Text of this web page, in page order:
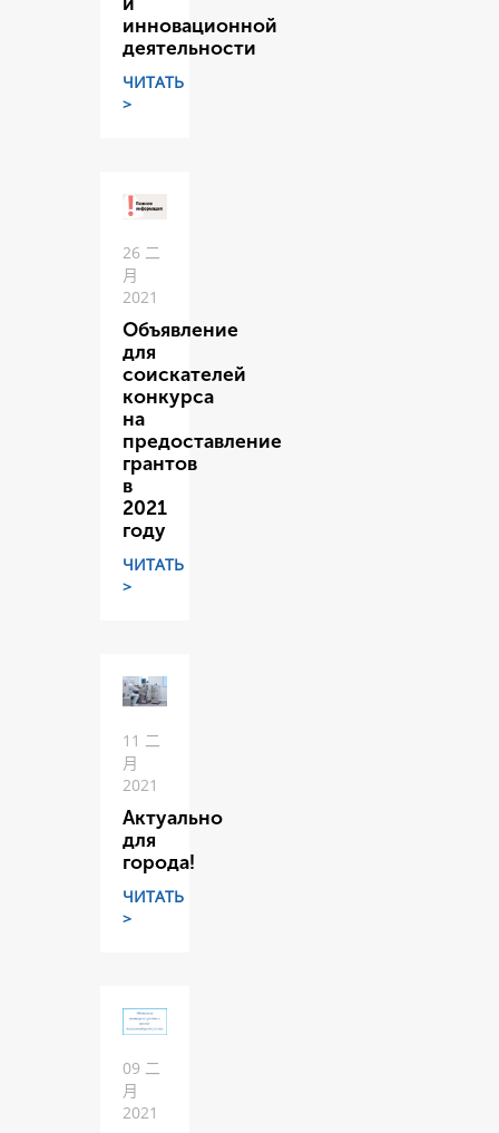
инновационной
деятельности
ЧИТАТЬ
>
26 二
月
2021
Объявление
для
соискателей
конкурса
на
предоставление
грантов
в
2021
году
ЧИТАТЬ
>
11 二
月
2021
Актуально
для
города!
ЧИТАТЬ
>
09 二
月
2021